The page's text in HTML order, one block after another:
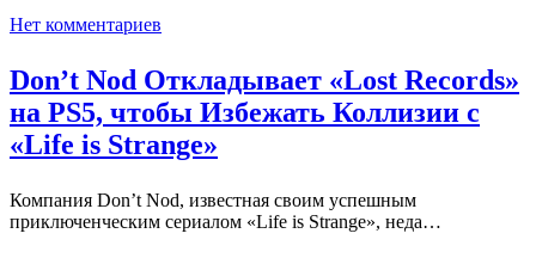
Нет комментариев
Don’t Nod Откладывает «Lost Records»
на PS5, чтобы Избежать Коллизии с
«Life is Strange»
Компания Don’t Nod, известная своим успешным
приключенческим сериалом «Life is Strange», неда…